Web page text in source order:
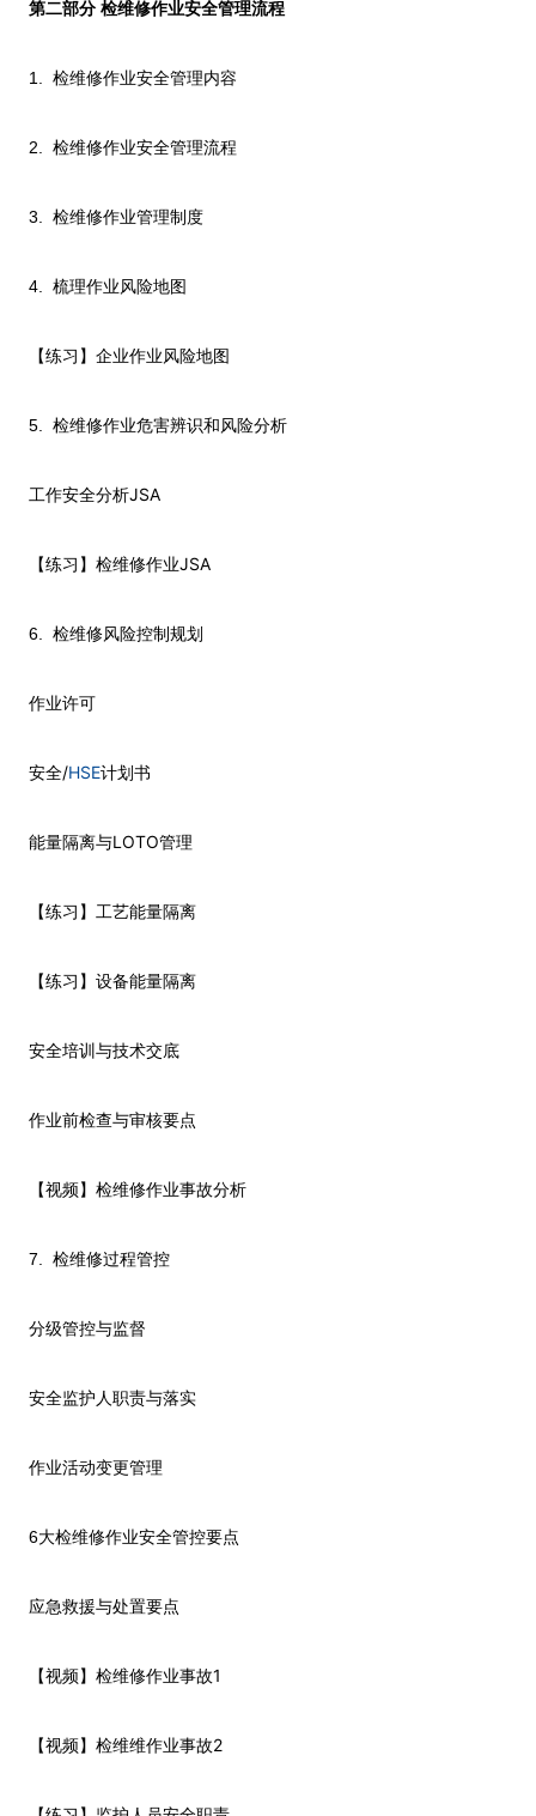
第二部分 检维修作业安全管理流程
1. 检维修作业安全管理内容
2. 检维修作业安全管理流程
3. 检维修作业管理制度
4. 梳理作业风险地图
【练习】企业作业风险地图
5. 检维修作业危害辨识和风险分析
工作安全分析JSA
【练习】检维修作业JSA
6. 检维修风险控制规划
作业许可
安全/HSE计划书
能量隔离与LOTO管理
【练习】工艺能量隔离
【练习】设备能量隔离
安全培训与技术交底
作业前检查与审核要点
【视频】检维修作业事故分析
7. 检维修过程管控
分级管控与监督
安全监护人职责与落实
作业活动变更管理
6大检维修作业安全管控要点
应急救援与处置要点
【视频】检维修作业事故1
【视频】检维维作业事故2